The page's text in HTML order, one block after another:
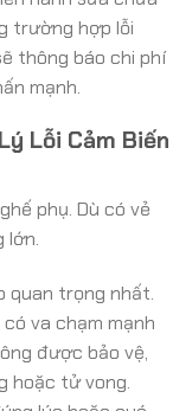
trường hợp lỗi
thông báo chi phí
mạnh.
Lỗi Cảm Biến
phụ. Dù có vẻ
lớn.
quan trọng nhất.
va chạm mạnh
được bảo vệ,
hoặc tử vong.